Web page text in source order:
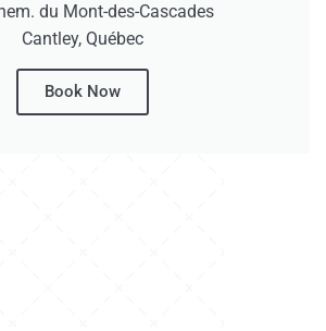
du Mont-des-Cascades
Cantley, Québec
Book Now